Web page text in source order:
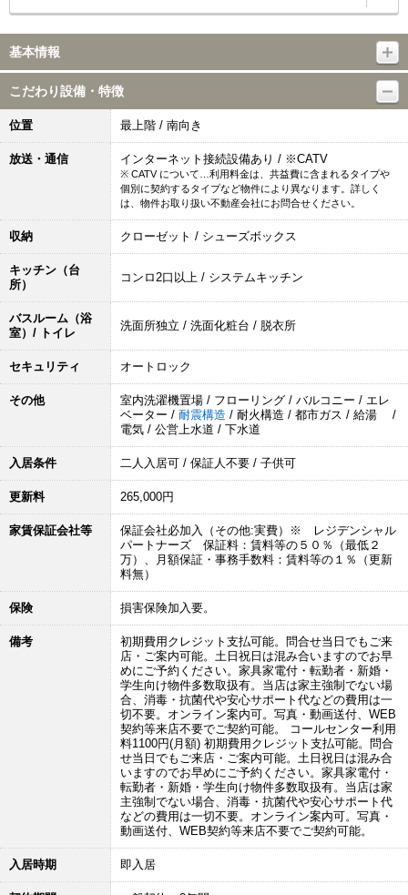
基本情報
こだわり設備・特徴
位置 最上階 / 南向き
放送・通信 インターネット接続設備あり / ※CATV
※ CATV について…利用料金は、共益費に含まれるタイプや
個別に契約するタイプなど物件により異なります。詳しく
は、物件お取り扱い不動産会社にお問合せください。
収納 クローゼット / シューズボックス
キッチン（台
所）
コンロ2口以上 / システムキッチン
バスルーム（浴
室）/ トイレ
洗面所独立 / 洗面化粧台 / 脱衣所
セキュリティ オートロック
その他
室内洗濯機置場 / フローリング / バルコニー / エレ
ベーター / 耐震構造 / 耐火構造 / 都市ガス / 給湯 /
電気 / 公営上水道 / 下水道
入居条件 二人入居可 / 保証人不要 / 子供可
更新料 265,000円
家賃保証会社等
保証会社必加入（その他:実費）※ レジデンシャル
パートナーズ 保証料：賃料等の５０％（最低２
万）、月額保証・事務手数料：賃料等の１％（更新
料無）
保険 損害保険加入要。
備考
初期費用クレジット支払可能。問合せ当日でもご来
店・ご案内可能。土日祝日は混み合いますのでお早
めにご予約ください。家具家電付・転勤者・新婚・
学生向け物件多数取扱有。当店は家主強制でない場
合、消毒・抗菌代や安心サポート代などの費用は一
切不要。オンライン案内可。写真・動画送付、WEB
契約等来店不要でご契約可能。 コールセンター利用
料1100円(月額) 初期費用クレジット支払可能。問合
せ当日でもご来店・ご案内可能。土日祝日は混み合
いますのでお早めにご予約ください。家具家電付・
転勤者・新婚・学生向け物件多数取扱有。当店は家
主強制でない場合、消毒・抗菌代や安心サポート代
などの費用は一切不要。オンライン案内可。写真・
動画送付、WEB契約等来店不要でご契約可能。
入居時期 即入居